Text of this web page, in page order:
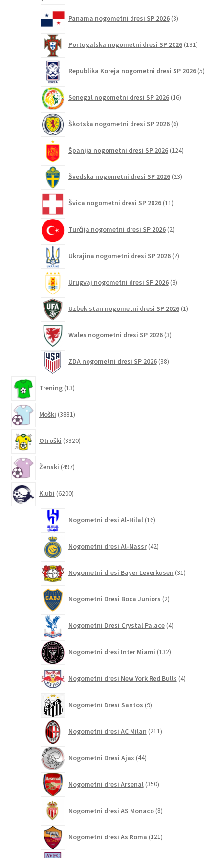
Panama nogometni dresi SP 2026 3izdelki
Portugalska nogometni dresi SP 2026 131
Republika Koreja nogometni dresi SP 2026 5
Senegal nogometni dresi SP 2026 16izdelkov
Škotska nogometni dresi SP 2026 6izdelkov
Španija nogometni dresi SP 2026 124izdelkov
Švedska nogometni dresi SP 2026 23izdelkov
Švica nogometni dresi SP 2026 11izdelkov
Turčija nogometni dresi SP 2026 2izdelka
Ukrajina nogometni dresi SP 2026 2izdelka
Urugvaj nogometni dresi SP 2026 3izdelki
Uzbekistan nogometni dresi SP 2026 1izdelek
Wales nogometni dresi SP 2026 3izdelki
ZDA nogometni dresi SP 2026 38izdelkov
Trening 13izdelkov
Moški 3881izdelkov
Otroški 3320izdelkov
Ženski 497izdelkov
Klubi 6200izdelkov
Nogometni dresi Al-Hilal 16izdelkov
Nogometni dresi Al-Nassr 42izdelkov
Nogometni dresi Bayer Leverkusen 31izdelkov
Nogometni Dresi Boca Juniors 2izdelka
Nogometni Dresi Crystal Palace 4izdelki
Nogometni dresi Inter Miami 132izdelkov
Nogometni dresi New York Red Bulls 4izdelki
Nogometni Dresi Santos 9izdelkov
Nogometni dresi AC Milan 211izdelkov
Nogometni Dresi Ajax 44izdelkov
Nogometni dresi Arsenal 350izdelkov
Nogometni dresi AS Monaco 8izdelkov
Nogometni dresi As Roma 121izdelkov